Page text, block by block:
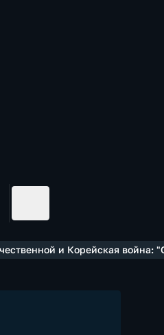
и Корейская война: